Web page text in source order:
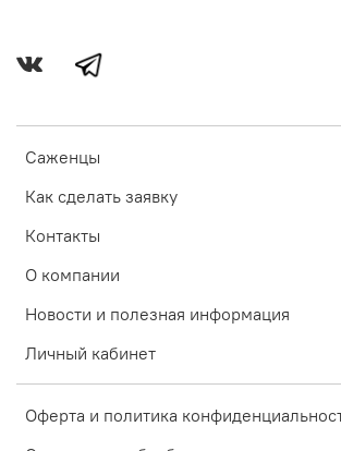
Саженцы
Как сделать заявку
Контакты
О компании
Новости и полезная информация
Личный кабинет
Оферта и политика